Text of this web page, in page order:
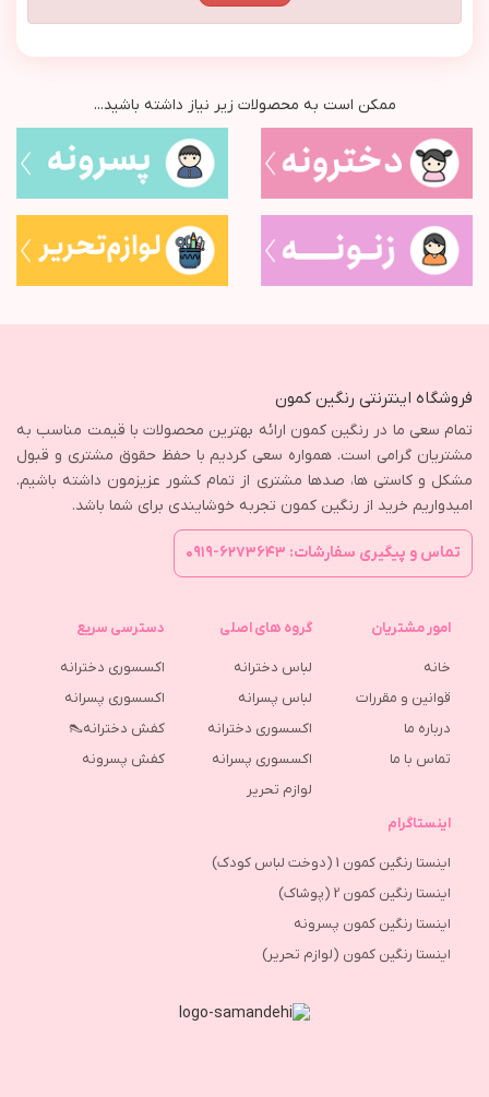
ممکن است به محصولات زیر نیاز داشته باشید...
فروشگاه اینترنتی رنگین کمون
تمام سعی ما در رنگین کمون ارائه بهترین محصولات با قیمت مناسب به
مشتریان گرامی است. همواره سعی کردیم با حفظ حقوق مشتری و قبول
مشکل و کاستی ها، صدها مشتری از تمام کشور عزیزمون داشته باشیم.
امیدواریم خرید از رنگین کمون تجربه خوشایندی برای شما باشد.
تماس و پیگیری سفارشات: ۶۲۷۳۶۴۳-۰۹۱۹
امور مشتریان
خانه
قوانین و مقررات
درباره ما
تماس با ما
گروه های اصلی
لباس دخترانه
لباس پسرانه
اکسسوری دخترانه
اکسسوری پسرانه
لوازم تحریر
دسترسی سریع
اکسسوری دخترانه
اکسسوری پسرانه
کفش دخترانه👠
كفش پسرونه
اینستاگرام
اینستا رنگین کمون 1 (دوخت لباس کودک)
اینستا رنگین کمون 2 (پوشاک)
اینستا رنگین کمون پسرونه
اینستا رنگین کمون (لوازم تحریر)